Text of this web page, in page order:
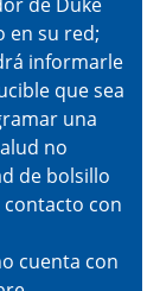
en su red;
informarle
que sea
una
no
de bolsillo
con
cuenta con